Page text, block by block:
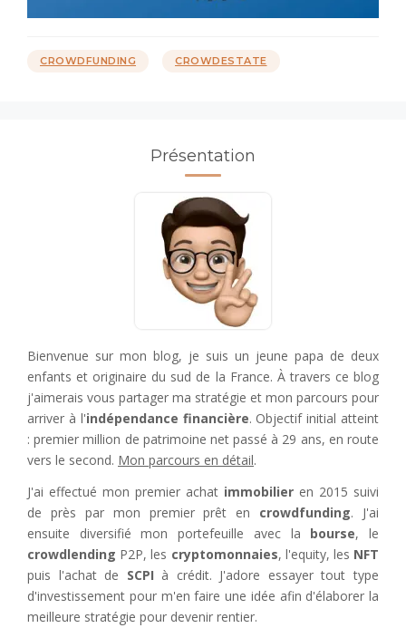
Catégories
CROWDFUNDING Étiquettes
CROWDESTATE
Présentation
Bienvenue sur mon blog, je suis un jeune papa de deux
enfants et originaire du sud de la France. À travers ce blog
j'aimerais vous partager ma stratégie et mon parcours pour
arriver à l'indépendance financière. Objectif initial atteint
: premier million de patrimoine net passé à 29 ans, en route
vers le second. Mon parcours en détail.
J'ai effectué mon premier achat immobilier en 2015 suivi
de près par mon premier prêt en crowdfunding. J'ai
ensuite diversifié mon portefeuille avec la bourse, le
crowdlending P2P, les cryptomonnaies, l'equity, les NFT
puis l'achat de SCPI à crédit. J'adore essayer tout type
d'investissement pour m'en faire une idée afin d'élaborer la
meilleure stratégie pour devenir rentier.